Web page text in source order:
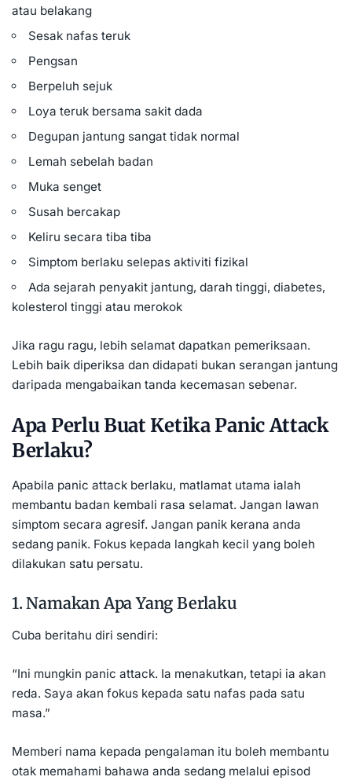
atau belakang
Sesak nafas teruk
Pengsan
Berpeluh sejuk
Loya teruk bersama sakit dada
Degupan jantung sangat tidak normal
Lemah sebelah badan
Muka senget
Susah bercakap
Keliru secara tiba tiba
Simptom berlaku selepas aktiviti fizikal
Ada sejarah penyakit jantung, darah tinggi, diabetes,
kolesterol tinggi atau merokok
Jika ragu ragu, lebih selamat dapatkan pemeriksaan.
Lebih baik diperiksa dan didapati bukan serangan jantung
daripada mengabaikan tanda kecemasan sebenar.
Apa Perlu Buat Ketika Panic Attack
Berlaku?
Apabila panic attack berlaku, matlamat utama ialah
membantu badan kembali rasa selamat. Jangan lawan
simptom secara agresif. Jangan panik kerana anda
sedang panik. Fokus kepada langkah kecil yang boleh
dilakukan satu persatu.
1. Namakan Apa Yang Berlaku
Cuba beritahu diri sendiri:
“Ini mungkin panic attack. Ia menakutkan, tetapi ia akan
reda. Saya akan fokus kepada satu nafas pada satu
masa.”
Memberi nama kepada pengalaman itu boleh membantu
otak memahami bahawa anda sedang melalui episod